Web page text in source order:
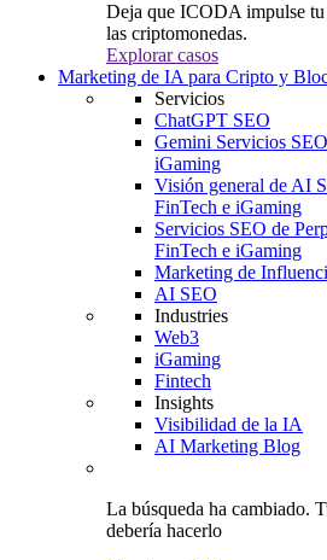
Deja que ICODA impulse
las criptomonedas.
Explorar casos
Marketing de IA para Cripto y
Servicios
ChatGPT SEO
Gemini Servicios
iGaming
Visión general de AI
FinTech e iGaming
Servicios SEO de
FinTech e iGaming
Marketing de
AI SEO
Industries
Web3
iGaming
Fintech
Insights
Visibilidad de la IA
AI Marketing Blog
La búsqueda ha cambiado.
debería hacerlo